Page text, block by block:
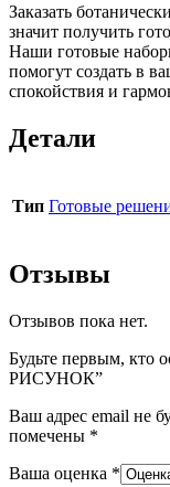
Заказать
значит получить
Наши готовые
помогут создать в
спокойствия и
Детали
Тип Готовые
Отзывы
Отзывов пока нет.
Будьте первым,
РИСУНОК”
Ваш адрес email не
помечены *
Ваша оценка *